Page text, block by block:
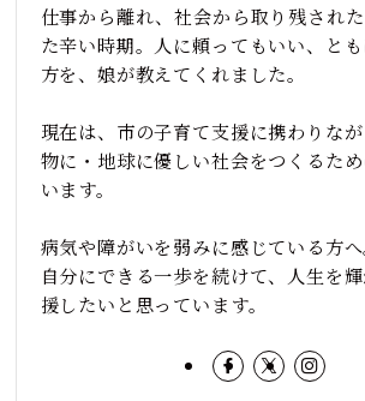
仕事から離れ、社会から取り残され
た辛い時期。人に頼ってもいい、と
方を、娘が教えてくれました。
現在は、市の子育て支援に携わりな
物に・地球に優しい社会をつくるた
います。
病気や障がいを弱みに感じている方へ
自分にできる一歩を続けて、人生を
援したいと思っています。